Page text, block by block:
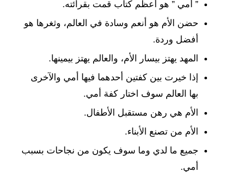
” أمي ” هو أعظم كتاب قمت بقرائته.
حضن الأم هو أنعم وسادة في العالم، وثغرها هو
أفضل وردة.
المهد يهتز بيسار الأم، والعالم يهتز بيمينها.
إذا خيرت بين كفتين أحدهما فيها أمي والآخرى
بها العالم سوف اختار كفة أمي.
الأم هي رهن مستقبل الأطفال.
الأم من تصنع الأبناء.
جميع ما لدي وما سوف يكون من نجاحات بسبب
أمي.